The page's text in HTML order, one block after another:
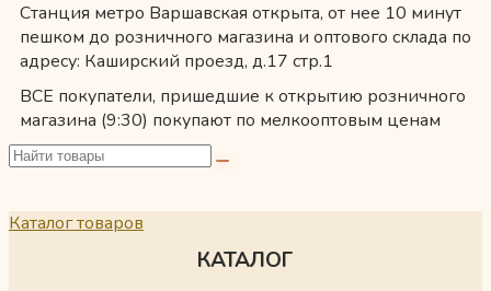
Станция метро Варшавская открыта, от нее 10 минут
пешком до розничного магазина и оптового склада по
адресу: Каширский проезд, д.17 стр.1
ВСЕ покупатели, пришедшие к открытию розничного
магазина (9:30) покупают по мелкооптовым ценам
Каталог товаров
КАТАЛОГ